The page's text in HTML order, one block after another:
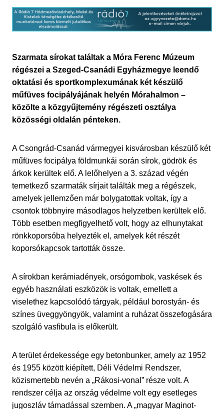
Szarmata sírokat találtak a Móra Ferenc Múzeum
régészei a Szeged-Csanádi Egyházmegye leendő
oktatási és sportkomplexumának két készülő
műfüves focipályájának helyén Mórahalmon –
közölte a közgyűjtemény régészeti osztálya
közösségi oldalán pénteken.
A Csongrád-Csanád vármegyei kisvárosban készülő két
műfüves focipálya földmunkái során sírok, gödrök és
árkok kerültek elő. A lelőhelyen a 3. század végén
temetkező szarmaták sírjait találták meg a régészek,
amelyek jellemzően már bolygatottak voltak, így a
csontok többnyire másodlagos helyzetben kerültek elő.
Több esetben megfigyelhető volt, hogy az elhunytakat
rönkkoporsóba helyezték el, amelyek két részét
koporsókapcsok tartották össze.
A sírokban kerámiadények, orsógombok, vaskések és
egyéb használati eszközök is voltak, emellett a
viselethez kapcsolódó tárgyak, például borostyán- és
színes üveggyöngyök, valamint a ruházat összefogására
szolgáló vasfibula is előkerült.
A terület érdekessége egy betonbunker, amely az 1952
és 1955 között kiépített, Déli Védelmi Rendszer,
közismertebb nevén a „Rákosi-vonal” része volt. A
rendszer célja az ország védelme volt egy esetleges
jugoszláv támadással szemben. A „magyar Maginot-